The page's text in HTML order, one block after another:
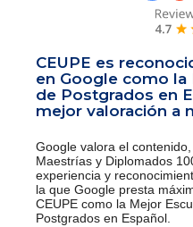
CEUPE es
en Google como la
de Postgrados en
mejor valoración a
Google valora el
Maestrías y Diplomados
experiencia y
la que Google presta
CEUPE como la Mejor
Postgrados en Español.